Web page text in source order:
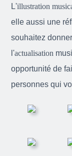
L'illustration
elle aussi une
souhaitez
l'actualisation
opportunité de
personnes qui